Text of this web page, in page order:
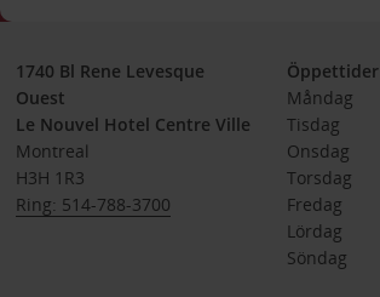
1740 Bl Rene Levesque
Ouest
Le Nouvel Hotel Centre Ville
Montreal
H3H 1R3
Ring: 514-788-3700
Öppettider
Måndag
Tisdag
Onsdag
Torsdag
Fredag
Lördag
Söndag